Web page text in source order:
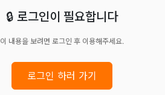
🔒 로그인이 필요합니다
이 내용을 보려면 로그인 후 이용해주세요.
로그인 하러 가기